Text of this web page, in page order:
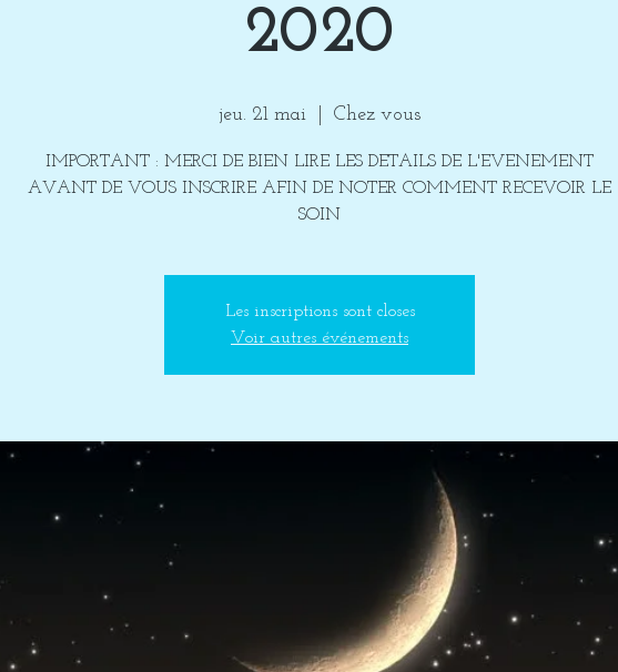
2020
jeu. 21 mai Chez vous
IMPORTANT : MERCI DE BIEN LIRE LES DETAILS DE L'EVENEMENT
AVANT DE VOUS INSCRIRE AFIN DE NOTER COMMENT RECEVOIR LE
SOIN
Les inscriptions sont closes
Voir autres événements